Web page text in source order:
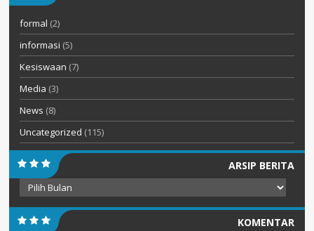
formal (2)
informasi (5)
Kesiswaan (7)
Media (3)
News (8)
Uncategorized (115)
ARSIP BERITA
Arsip
Berita
KOMENTAR